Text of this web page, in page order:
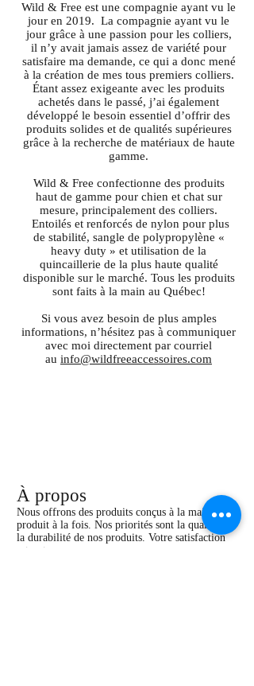
Wild & Free est une compagnie ayant vu le
jour en 2019. La compagnie ayant vu le
jour grâce à une passion pour les colliers,
il n’y avait jamais assez de variété pour
satisfaire ma demande, ce qui a donc mené
à la création de mes tous premiers colliers.
Étant assez exigeante avec les produits
achetés dans le passé, j’ai également
développé le besoin essentiel d’offrir des
produits solides et de qualités supérieures
grâce à la recherche de matériaux de haute
gamme.
Wild & Free confectionne des produits
haut de gamme pour chien et chat sur
mesure, principalement des colliers.
Entoilés et renforcés de nylon pour plus
de stabilité, sangle de polypropylène «
heavy duty » et utilisation de la
quincaillerie de la plus haute qualité
disponible sur le marché. Tous les produits
sont faits à la main au Québec!
Si vous avez besoin de plus amples
informations, n’hésitez pas à communiquer
avec moi directement par courriel
au info@wildfreeaccessoires.com
À propos
Nous offrons des produits conçus à la main, un
produit à la fois. Nos priorités sont la qualité et
la durabilité de nos produits. Votre satisfaction
est notre essence.